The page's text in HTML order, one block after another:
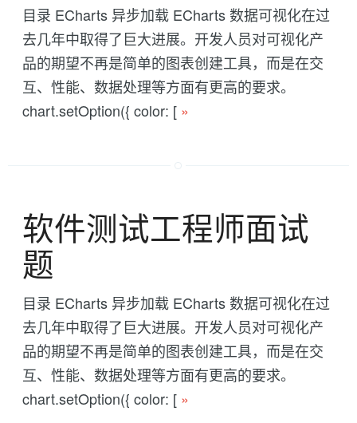
目录 ECharts 异步加载 ECharts 数据可视化在过
去几年中取得了巨大进展。开发人员对可视化产
品的期望不再是简单的图表创建工具，而是在交
互、性能、数据处理等方面有更高的要求。
chart.setOption({ color: [ »
软件测试工程师面试
题
目录 ECharts 异步加载 ECharts 数据可视化在过
去几年中取得了巨大进展。开发人员对可视化产
品的期望不再是简单的图表创建工具，而是在交
互、性能、数据处理等方面有更高的要求。
chart.setOption({ color: [ »